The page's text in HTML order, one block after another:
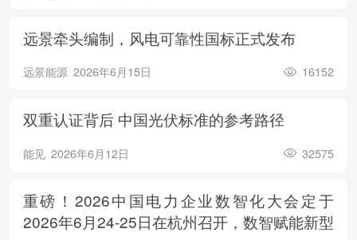
远景牵头编制，风电可靠性国标正式发布
远景能源 2026年6月15日 16152
双重认证背后 中国光伏标准的参考路径
能见 2026年6月12日 32575
重磅！2026中国电力企业数智化大会定于
2026年6月24-25日在杭州召开，数智赋能新型